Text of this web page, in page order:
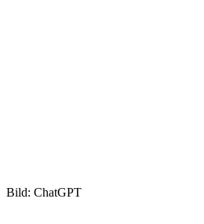
Bild: ChatGPT